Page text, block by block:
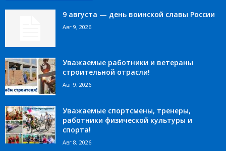
9 августа — день воинской славы России
Авг 9, 2026
Уважаемые работники и ветераны
строительной отрасли!
Авг 9, 2026
Уважаемые спортсмены, тренеры,
работники физической культуры и
спорта!
Авг 8, 2026